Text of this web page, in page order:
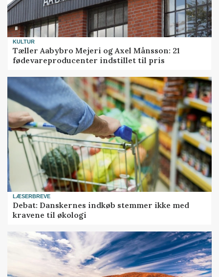
KULTUR
Tæller Aabybro Mejeri og Axel Månsson: 21
fødevareproducenter indstillet til pris
LÆSERBREVE
Debat: Danskernes indkøb stemmer ikke med
kravene til økologi